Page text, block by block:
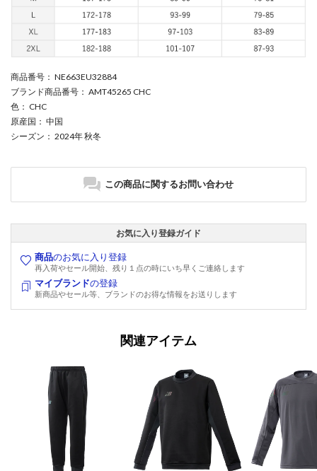
商品番号 ： NE663EU32884
ブランド商品番号 ： AMT45265 CHC
色 ： CHC
原産国 ： 中国
シーズン ： 2024年 秋冬
この商品に関するお問い合わせ
お気に入り登録ガイド
商品のお気に入り登録
再入荷やセール開始、残り１点の時にいち早くご連絡します
マイブランドの登録
新商品やセール等、ブランドのお得な情報をお送りします
関連アイテム